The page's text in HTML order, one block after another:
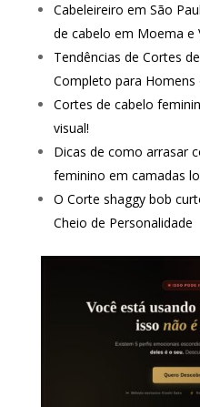
Cabeleireiro em São
de cabelo em Moema e
Tendências de Cortes
Completo para Homens
Cortes de cabelo
visual!
Dicas de como arrasar
feminino em camadas
O Corte shaggy bob
Cheio de Personalidade